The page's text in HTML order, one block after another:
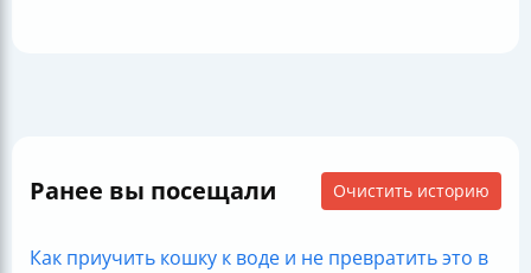
Ранее вы посещали Очистить историю
Как приучить кошку к воде и не превратить это в